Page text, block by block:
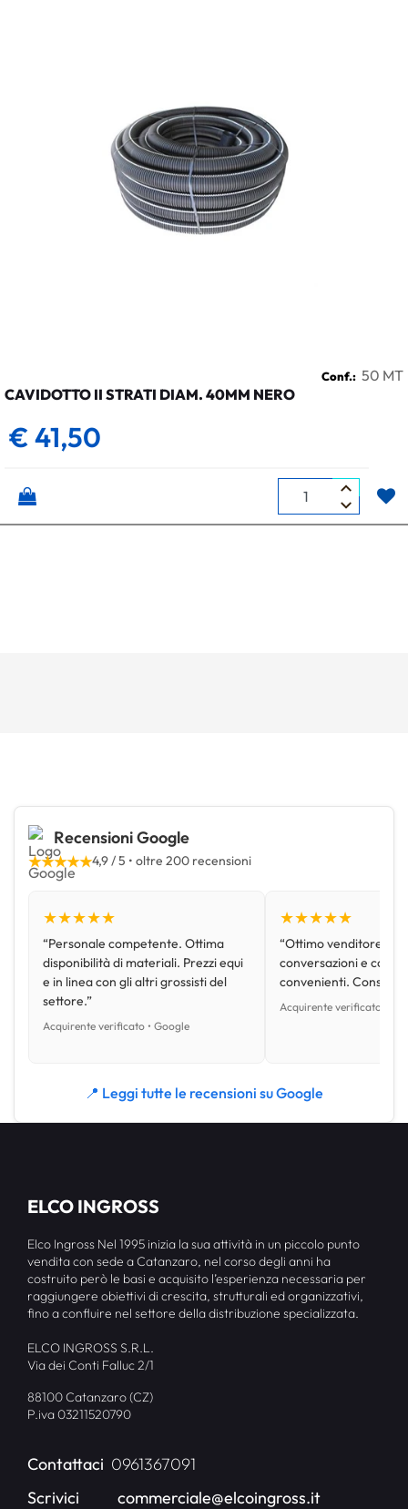
Conf.: 50 MT
CAVIDOTTO II STRATI DIAM. 40MM NERO
€ 41,50
Quantità
Recensioni Google
★★★★★4,9 / 5 • oltre 200 recensioni
★★★★★
“Personale competente. Ottima
disponibilità di materiali. Prezzi equi
e in linea con gli altri grossisti del
settore.”
Acquirente verificato • Google
★★★★★
“Ottimo venditore,
conversazioni e con
convenienti.
Acquirente verificato •
📍 Leggi tutte le recensioni su Google
ELCO INGROSS
Elco Ingross Nel 1995 inizia la sua attività in un piccolo punto
vendita con sede a Catanzaro, nel corso degli anni ha
costruito però le basi e acquisito l’esperienza necessaria per
raggiungere obiettivi di crescita, strutturali ed organizzativi,
fino a confluire nel settore della distribuzione specializzata.
ELCO INGROSS S.R.L.
Via dei Conti Falluc 2/1
88100 Catanzaro (CZ)
P.iva 03211520790
Contattaci 0961367091
Scrivici
commerciale@elcoingross.it